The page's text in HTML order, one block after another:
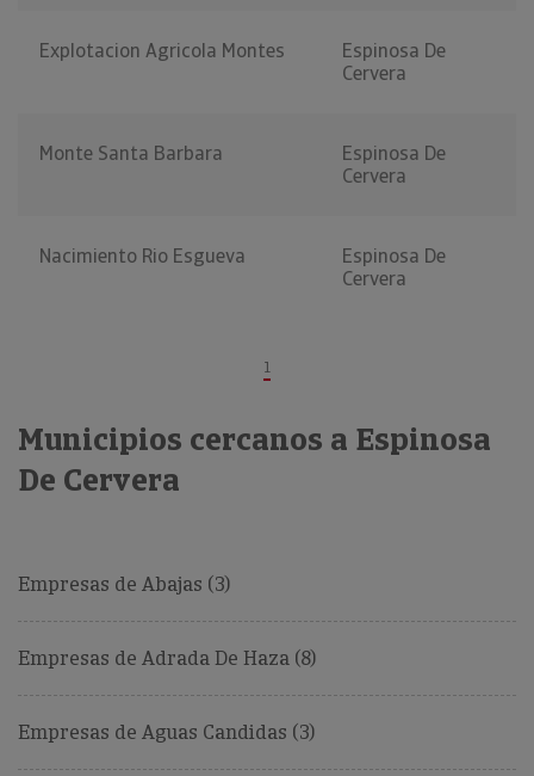
Explotacion Agricola Montes
Espinosa De
Cervera
Monte Santa Barbara
Espinosa De
Cervera
Nacimiento Rio Esgueva
Espinosa De
Cervera
1
Municipios cercanos a Espinosa
De Cervera
Empresas de Abajas (3)
Empresas de Adrada De Haza (8)
Empresas de Aguas Candidas (3)